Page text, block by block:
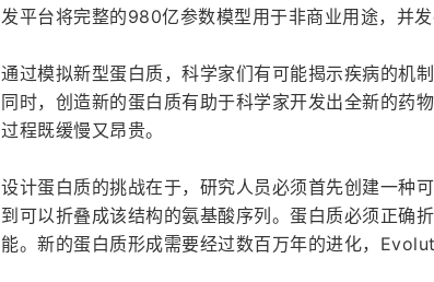
发平台将完整的980亿参数模型用于非商业用途，并发
通过模拟新型蛋白质，科学家们有可能揭示疾病的机
同时，创造新的蛋白质有助于科学家开发出全新的药
过程既缓慢又昂贵。
设计蛋白质的挑战在于，研究人员必须首先创建一种
到可以折叠成该结构的氨基酸序列。蛋白质必须正确
能。新的蛋白质形成需要经过数百万年的进化，